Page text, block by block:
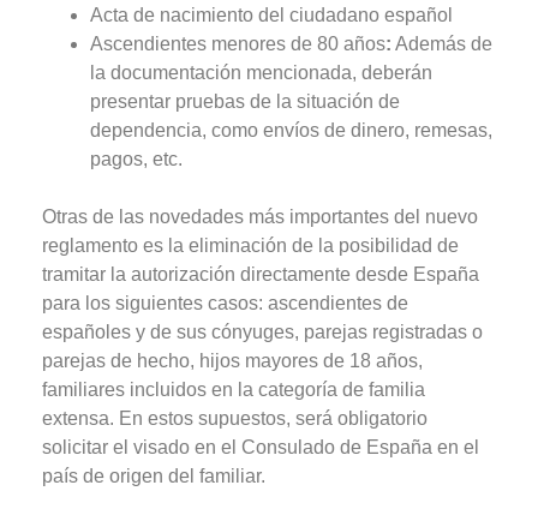
Acta de nacimiento del ciudadano español
Ascendientes menores de 80 años: Además de
la documentación mencionada, deberán
presentar pruebas de la situación de
dependencia, como envíos de dinero, remesas,
pagos, etc.
Otras de las novedades más importantes del nuevo
reglamento es la eliminación de la posibilidad de
tramitar la autorización directamente desde España
para los siguientes casos: ascendientes de
españoles y de sus cónyuges, parejas registradas o
parejas de hecho, hijos mayores de 18 años,
familiares incluidos en la categoría de familia
extensa. En estos supuestos, será obligatorio
solicitar el visado en el Consulado de España en el
país de origen del familiar.